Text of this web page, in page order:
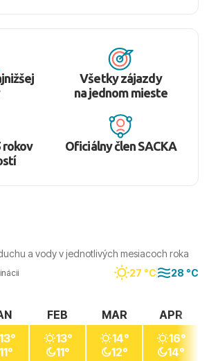
Všetky zájazdy
na jednom mieste
rokov
Oficiálny člen SACKA
a vody v jednotlivých mesiacoch roka
27 °C 28 °C
13°
FEB
13°
11°
MAR
14°
12°
APR
16°
14°